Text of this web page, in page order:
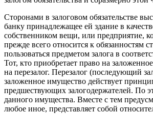
Сторонами в залоговом обязательстве
банку принадлежащее ей здание в
собственником вещи, или предприятие,
прежде всего относится к обязанностям
пользоваться пред­метом залога в
Тот, кто при­обретает право на
на перезалог. Перезалог (последующий
заложенное имущество дейст­вует
предшествующих залогодержателей. По
данного имущества. Вместе с тем
любое иное, представляет собой